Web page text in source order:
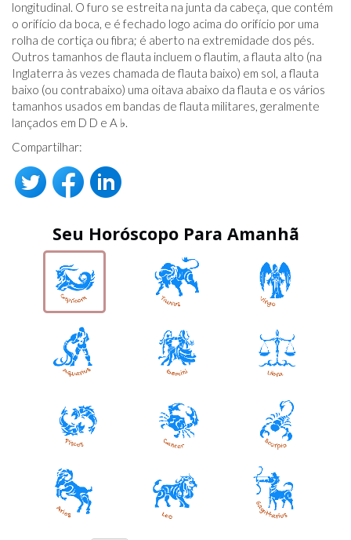
longitudinal. O furo se estreita na junta da cabeça, que contém
o orifício da boca, e é fechado logo acima do orifício por uma
rolha de cortiça ou fibra; é aberto na extremidade dos pés.
Outros tamanhos de flauta incluem o flautim, a flauta alto (na
Inglaterra às vezes chamada de flauta baixo) em sol, a flauta
baixo (ou contrabaixo) uma oitava abaixo da flauta e os vários
tamanhos usados ​​em bandas de flauta militares, geralmente
lançados em D D e A ♭.
Compartilhar:
Seu Horóscopo Para Amanhã